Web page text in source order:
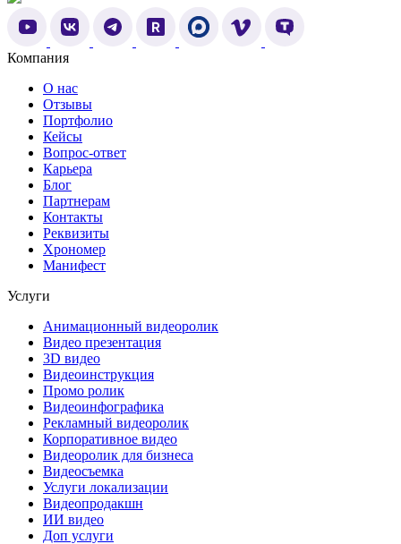
Компания
О нас
Отзывы
Портфолио
Кейсы
Вопрос-ответ
Карьера
Блог
Партнерам
Контакты
Реквизиты
Хрономер
Манифест
Услуги
Анимационный видеоролик
Видео презентация
3D видео
Видеоинструкция
Промо ролик
Видеоинфографика
Рекламный видеоролик
Корпоративное видео
Видеоролик для бизнеса
Видеосъемка
Услуги локализации
Видеопродакшн
ИИ видео
Доп услуги